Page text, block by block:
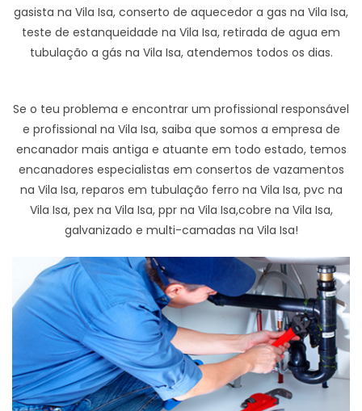
gasista na Vila Isa, conserto de aquecedor a gas na Vila Isa,
teste de estanqueidade na Vila Isa, retirada de agua em
tubulação a gás na Vila Isa, atendemos todos os dias.
Se o teu problema e encontrar um profissional responsável
e profissional na Vila Isa, saiba que somos a empresa de
encanador mais antiga e atuante em todo estado, temos
encanadores especialistas em consertos de vazamentos
na Vila Isa, reparos em tubulação ferro na Vila Isa, pvc na
Vila Isa, pex na Vila Isa, ppr na Vila Isa,cobre na Vila Isa,
galvanizado e multi-camadas na Vila Isa!